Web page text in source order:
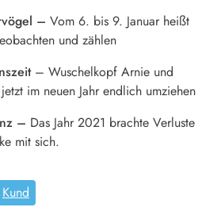
– Vom 6. bis 9. Januar heißt
und zählen
– Wuschelkopf Arnie und
im neuen Jahr endlich umziehen
– Das Jahr 2021 brachte Verluste
mit sich.
Kund